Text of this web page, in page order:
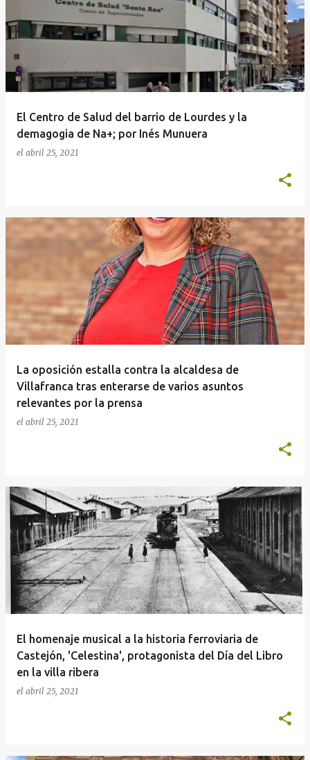
El Centro de Salud del barrio de Lourdes y la
demagogia de Na+; por Inés Munuera
el abril 25, 2021
La oposición estalla contra la alcaldesa de
Villafranca tras enterarse de varios asuntos
relevantes por la prensa
el abril 25, 2021
El homenaje musical a la historia ferroviaria de
Castejón, 'Celestina', protagonista del Día del Libro
en la villa ribera
el abril 25, 2021